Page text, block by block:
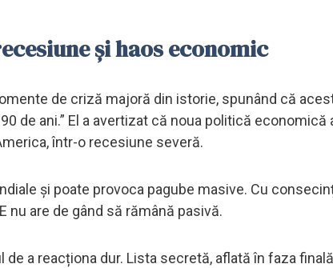
și haos economic
de criză majoră din istorie, spunând că
de ani.” El a avertizat că noua politică economică
într-o recesiune severă.
și poate provoca pagube masive. Cu
nu are de gând să rămână pasivă.
a reacționa dur. Lista secretă, aflată în faza